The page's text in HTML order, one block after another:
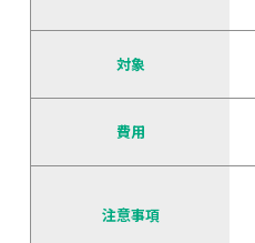
対象
費用
注意事項